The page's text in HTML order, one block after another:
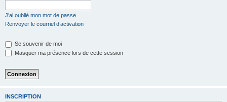
J’ai oublié mon mot de passe
Renvoyer le courriel d’activation
Se souvenir de moi
Masquer ma présence lors de cette session
INSCRIPTION